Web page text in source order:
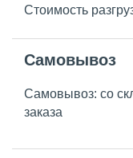
Стоимость
Самовывоз
Самовывоз: со
заказа